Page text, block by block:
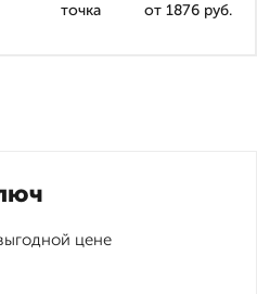
точка от 1876 руб.
цене